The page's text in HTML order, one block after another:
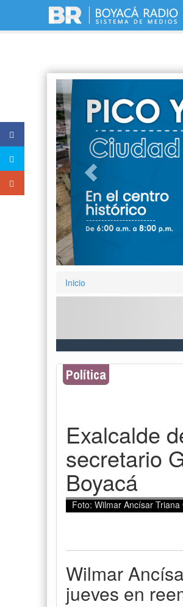
Inicio
Política
Exalcalde
secretario
Boyacá
Foto: Wilmar Ancísar Triana
Wilmar
jueves en